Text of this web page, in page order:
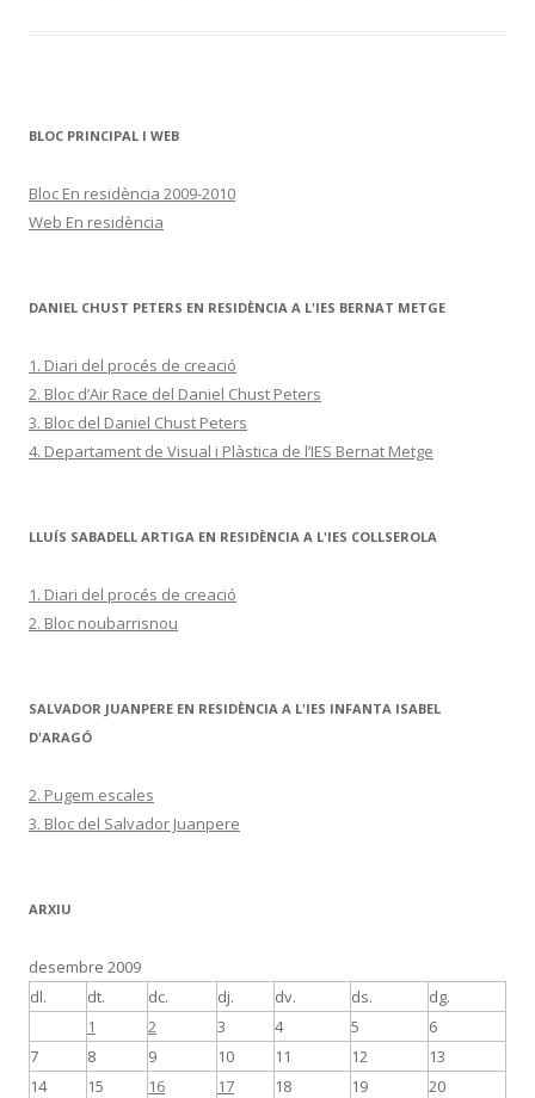
BLOC PRINCIPAL I WEB
Bloc En residència 2009-2010
Web En residència
DANIEL CHUST PETERS EN RESIDÈNCIA A L'IES BERNAT METGE
1. Diari del procés de creació
2. Bloc d’Air Race del Daniel Chust Peters
3. Bloc del Daniel Chust Peters
4. Departament de Visual i Plàstica de l’IES Bernat Metge
LLUÍS SABADELL ARTIGA EN RESIDÈNCIA A L'IES COLLSEROLA
1. Diari del procés de creació
2. Bloc noubarrisnou
SALVADOR JUANPERE EN RESIDÈNCIA A L'IES INFANTA ISABEL
D'ARAGÓ
2. Pugem escales
3. Bloc del Salvador Juanpere
ARXIU
desembre 2009
dl.
dt. dc. dj. dv. ds.
dg.
1
2 3 4 5
6
7
8 9 10 11 12
13
14
15 16 17 18 19 20